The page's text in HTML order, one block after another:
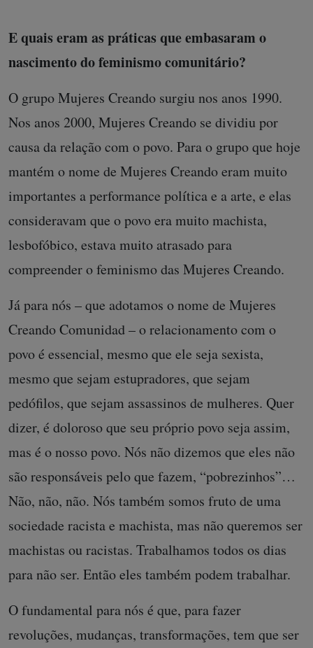
E quais eram as práticas que embasaram o
nascimento do feminismo comunitário?
O grupo Mujeres Creando surgiu nos anos 1990.
Nos anos 2000, Mujeres Creando se dividiu por
causa da relação com o povo. Para o grupo que hoje
mantém o nome de Mujeres Creando eram muito
importantes a performance política e a arte, e elas
consideravam que o povo era muito machista,
lesbofóbico, estava muito atrasado para
compreender o feminismo das Mujeres Creando.
Já para nós – que adotamos o nome de Mujeres
Creando Comunidad – o relacionamento com o
povo é essencial, mesmo que ele seja sexista,
mesmo que sejam estupradores, que sejam
pedófilos, que sejam assassinos de mulheres. Quer
dizer, é doloroso que seu próprio povo seja assim,
mas é o nosso povo. Nós não dizemos que eles não
são responsáveis ​​pelo que fazem, “pobrezinhos”…
Não, não, não. Nós também somos fruto de uma
sociedade racista e machista, mas não queremos ser
machistas ou racistas. Trabalhamos todos os dias
para não ser. Então eles também podem trabalhar.
O fundamental para nós é que, para fazer
revoluções, mudanças, transformações, tem que ser